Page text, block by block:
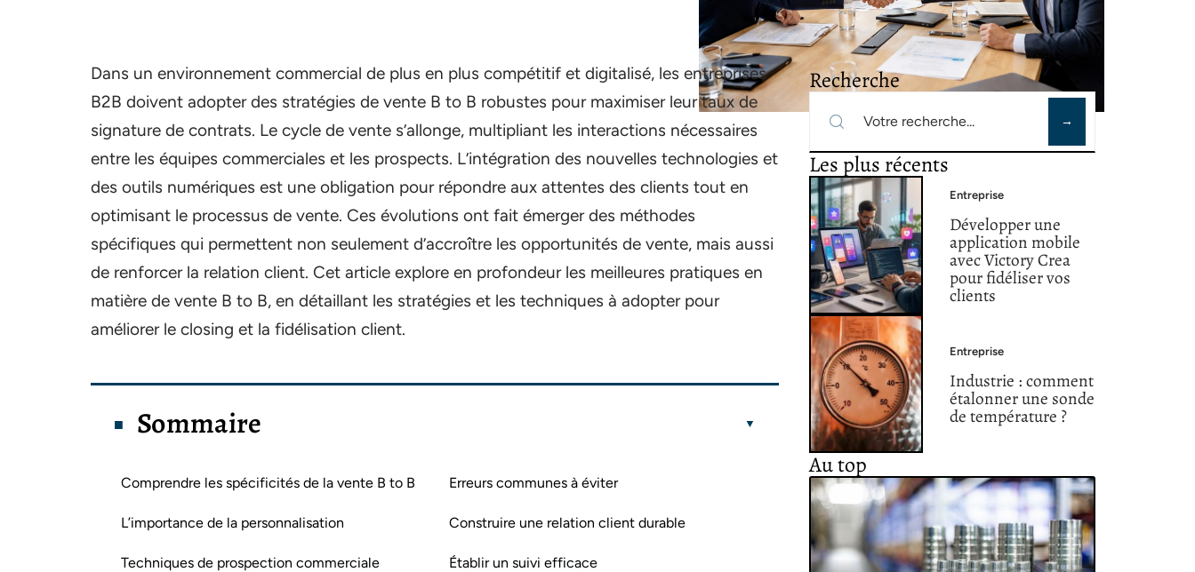
Dans un environnement commercial de plus en plus compétitif et digitalisé, les entreprises
B2B doivent adopter des stratégies de vente B to B robustes pour maximiser leur taux de
signature de contrats. Le cycle de vente s’allonge, multipliant les interactions nécessaires
entre les équipes commerciales et les prospects. L’intégration des nouvelles technologies et
des outils numériques est une obligation pour répondre aux attentes des clients tout en
optimisant le processus de vente. Ces évolutions ont fait émerger des méthodes
spécifiques qui permettent non seulement d’accroître les opportunités de vente, mais aussi
de renforcer la relation client. Cet article explore en profondeur les meilleures pratiques en
matière de vente B to B, en détaillant les stratégies et les techniques à adopter pour
améliorer le closing et la fidélisation client.
Sommaire
Comprendre les spécificités de la vente B to B
L’importance de la personnalisation
Techniques de prospection commerciale
Erreurs communes à éviter
Construire une relation client durable
Établir un suivi efficace
Recherche
Les plus récents
Entreprise
Développer une
application mobile
avec Victory Crea
pour fidéliser vos
clients
Entreprise
Industrie : comment
étalonner une sonde
de température ?
Au top